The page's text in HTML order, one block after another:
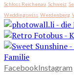
Schloss Reichenau Schweiz
Weddingswiss Werdenberg
FacebookInstagram